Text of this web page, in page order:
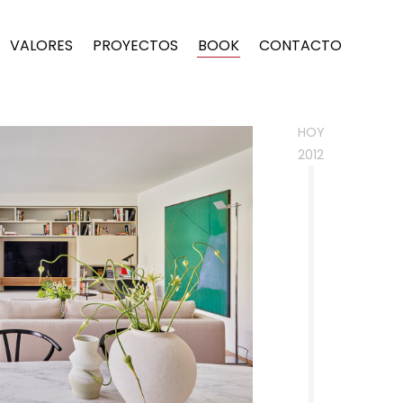
VALORES PROYECTOS BOOK CONTACTO
HOY
2012